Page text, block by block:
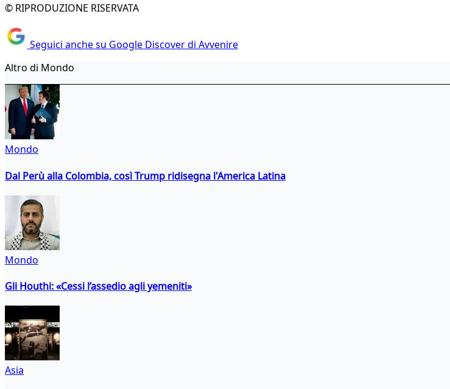
© RIPRODUZIONE RISERVATA
Seguici anche su Google Discover di Avvenire
Altro di Mondo
Mondo
Dal Perù alla Colombia, così Trump ridisegna l'America Latina
Mondo
Gli Houthi: «Cessi l’assedio agli yemeniti»
Asia